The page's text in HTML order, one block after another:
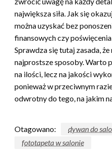
największa siła. Jak się
można uzyskać bez
finansowych czy
Sprawdza się tutaj zasada,
najprostsze sposoby. Warto
na ilości, lecz na jakości
ponieważ w przeciwnym
odwrotny do tego, na jakim
Otagowano:
dywan do
fototapeta w salonie